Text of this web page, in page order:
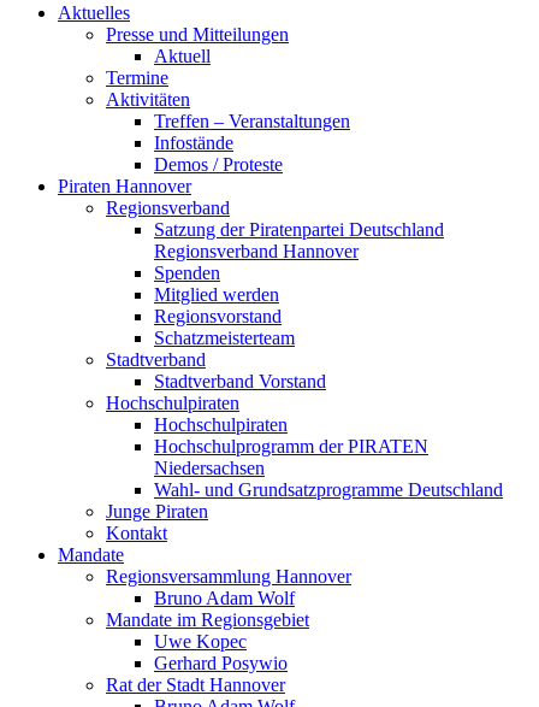
Aktuelles
Presse und Mitteilungen
Aktuell
Termine
Aktivitäten
Treffen – Veranstaltungen
Infostände
Demos / Proteste
Piraten Hannover
Regionsverband
Satzung der Piratenpartei Deutschland
Regionsverband Hannover
Spenden
Mitglied werden
Regionsvorstand
Schatzmeisterteam
Stadtverband
Stadtverband Vorstand
Hochschulpiraten
Hochschulpiraten
Hochschulprogramm der PIRATEN
Niedersachsen
Wahl- und Grundsatzprogramme Deutschland
Junge Piraten
Kontakt
Mandate
Regionsversammlung Hannover
Bruno Adam Wolf
Mandate im Regionsgebiet
Uwe Kopec
Gerhard Posywio
Rat der Stadt Hannover